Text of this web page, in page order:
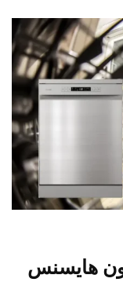
هايسنس